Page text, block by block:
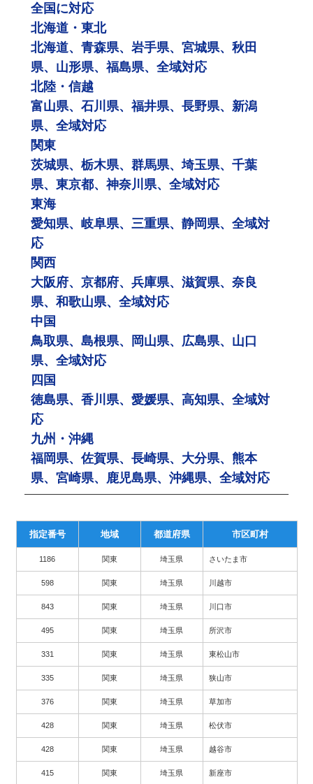
全国に対応
北海道・東北
北海道、青森県、岩手県、宮城県、秋田
県、山形県、福島県、全域対応
北陸・信越
富山県、石川県、福井県、長野県、新潟
県、全域対応
関東
茨城県、栃木県、群馬県、埼玉県、千葉
県、東京都、神奈川県、全域対応
東海
愛知県、岐阜県、三重県、静岡県、全域対
応
関西
大阪府、京都府、兵庫県、滋賀県、奈良
県、和歌山県、全域対応
中国
鳥取県、島根県、岡山県、広島県、山口
県、全域対応
四国
徳島県、香川県、愛媛県、高知県、全域対
応
九州・沖縄
福岡県、佐賀県、長崎県、大分県、熊本
県、宮崎県、鹿児島県、沖縄県、全域対応
指定番号 地域 都道府県 市区町村
1186 関東 埼玉県 さいたま市
598 関東 埼玉県 川越市
843 関東 埼玉県 川口市
495 関東 埼玉県 所沢市
331 関東 埼玉県 東松山市
335 関東 埼玉県 狭山市
376 関東 埼玉県 草加市
428 関東 埼玉県 松伏市
428 関東 埼玉県 越谷市
415 関東 埼玉県 新座市